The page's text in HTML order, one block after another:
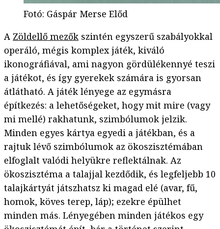
Fotó: Gáspár Merse Előd
A Zöldellő mezők szintén egyszerű szabályokkal
operáló, mégis komplex játék, kiváló
ikonográfiával, ami nagyon gördülékennyé teszi
a játékot, és így gyerekek számára is gyorsan
átlátható. A játék lényege az egymásra
építkezés: a lehetőségeket, hogy mit mire (vagy
mi mellé) rakhatunk, szimbólumok jelzik.
Minden egyes kártya egyedi a játékban, és a
rajtuk lévő szimbólumok az ökoszisztémában
elfoglalt valódi helyükre reflektálnak. Az
ökoszisztéma a talajjal kezdődik, és legfeljebb 10
talajkártyát játszhatsz ki magad elé (avar, fű,
homok, köves terep, láp); ezekre épülhet
minden más. Lényegében minden játékos egy